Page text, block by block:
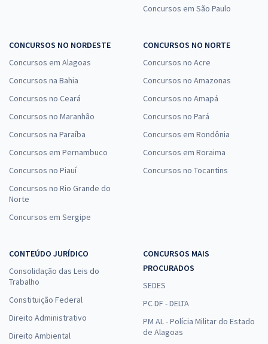
Concursos em São Paulo
CONCURSOS NO NORDESTE
Concursos em Alagoas
Concursos na Bahia
Concursos no Ceará
Concursos no Maranhão
Concursos na Paraíba
Concursos em Pernambuco
Concursos no Piauí
Concursos no Rio Grande do
Norte
Concursos em Sergipe
CONCURSOS NO NORTE
Concursos no Acre
Concursos no Amazonas
Concursos no Amapá
Concursos no Pará
Concursos em Rondônia
Concursos em Roraima
Concursos no Tocantins
CONTEÚDO JURÍDICO
Consolidação das Leis do
Trabalho
Constituição Federal
Direito Administrativo
Direito Ambiental
CONCURSOS MAIS
PROCURADOS
SEDES
PC DF - DELTA
PM AL - Polícia Militar do Estado
de Alagoas